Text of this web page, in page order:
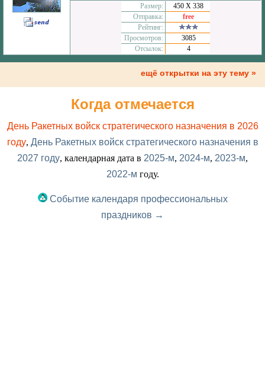
Размер:
450 Х 338
Отправка:
free
Рейтинг:
Просмотров:
3085
Отсылок:
4
ещё открытки на эту тему »
Когда отмечается
День Ракетных войск стратегического назначения в 2026
году, День Ракетных войск стратегического назначения в
2027 году, календарная дата в 2025-м, 2024-м, 2023-м,
2022-м году.
Событие календаря профессиональных
праздников →